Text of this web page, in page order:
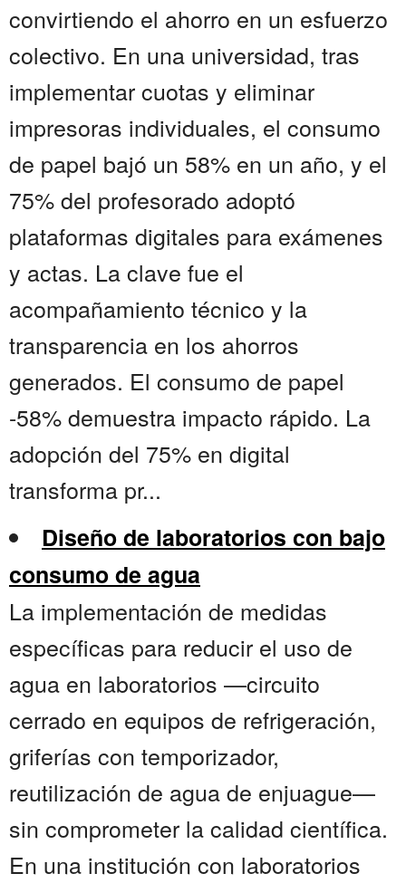
convirtiendo el ahorro en un esfuerzo
colectivo. En una universidad, tras
implementar cuotas y eliminar
impresoras individuales, el consumo
de papel bajó un 58% en un año, y el
75% del profesorado adoptó
plataformas digitales para exámenes
y actas. La clave fue el
acompañamiento técnico y la
transparencia en los ahorros
generados. El consumo de papel
-58% demuestra impacto rápido. La
adopción del 75% en digital
transforma pr...
Diseño de laboratorios con bajo
consumo de agua
La implementación de medidas
específicas para reducir el uso de
agua en laboratorios —circuito
cerrado en equipos de refrigeración,
griferías con temporizador,
reutilización de agua de enjuague—
sin comprometer la calidad científica.
En una institución con laboratorios